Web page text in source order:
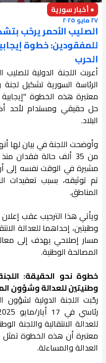
● أخبار سورية
٢٧ مايو ٢٠٢٥
الصليب الأحمر يرحّب
للمفقودين: خطوة
الحرب
أعربت اللجنة الدولية
الرئاسة السورية تشكيل
معتبرة هذه الخطوة
حل حقيقي ومستدام لأحد
البلاد.
وأوضحت اللجنة في بيان لها
مشيرة في الوقت نفسه إلى أن
تم توثيقه، بسبب تعقيدات
المناطق.
ويأتي هذا الترحيب عقب
وطنيتين، إحداهما للعدالة
مسار إصلاحي يهدف إلى
المصالحة الوطنية.
خطوة نحو الحقيقة:
وطنيتين للعدالة وشؤون
للعدالة الانتقالية واللجنة
معتبرة أن هذه الخطوة
العدالة والمساءلة.